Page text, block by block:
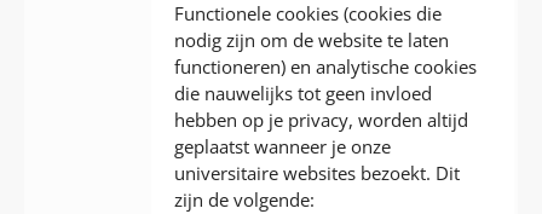
Functionele cookies (cookies die
nodig zijn om de website te laten
functioneren) en analytische cookies
die nauwelijks tot geen invloed
hebben op je privacy, worden altijd
geplaatst wanneer je onze
universitaire websites bezoekt. Dit
zijn de volgende: